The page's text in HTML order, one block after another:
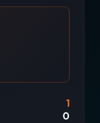
1
0